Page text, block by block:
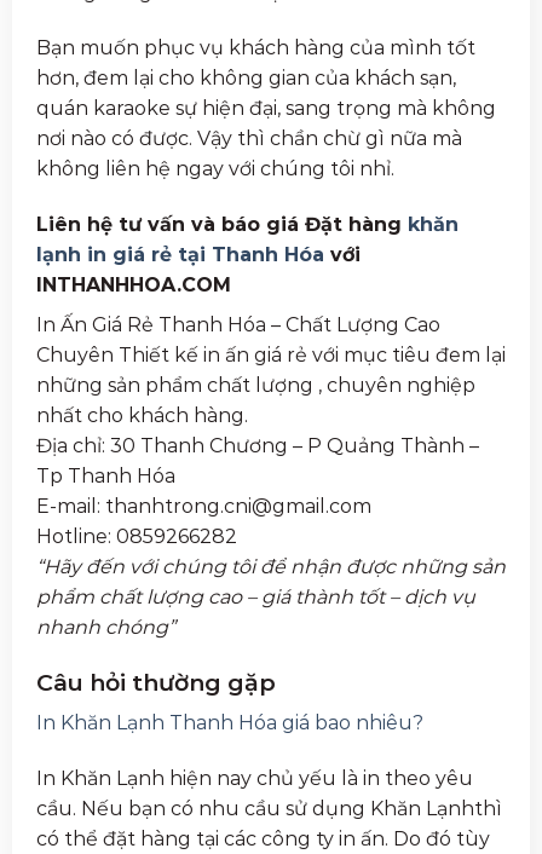
Bạn muốn phục vụ khách hàng của mình tốt
hơn, đem lại cho không gian của khách sạn,
quán karaoke sự hiện đại, sang trọng mà không
nơi nào có được. Vậy thì chần chừ gì nữa mà
không liên hệ ngay với chúng tôi nhỉ.
Liên hệ tư vấn và báo giá Đặt hàng khăn
lạnh in giá rẻ tại Thanh Hóa với
INTHANHHOA.COM
In Ấn Giá Rẻ Thanh Hóa – Chất Lượng Cao
Chuyên Thiết kế in ấn giá rẻ với mục tiêu đem lại
những sản phẩm chất lượng , chuyên nghiệp
nhất cho khách hàng.
Địa chỉ: 30 Thanh Chương – P Quảng Thành –
Tp Thanh Hóa
E-mail: thanhtrong.cni@gmail.com
Hotline: 0859266282
“Hãy đến với chúng tôi để nhận được những sản
phẩm chất lượng cao – giá thành tốt – dịch vụ
nhanh chóng”
Câu hỏi thường gặp
In Khăn Lạnh Thanh Hóa giá bao nhiêu?
In Khăn Lạnh hiện nay chủ yếu là in theo yêu
cầu. Nếu bạn có nhu cầu sử dụng Khăn Lạnhthì
có thể đặt hàng tại các công ty in ấn. Do đó tùy